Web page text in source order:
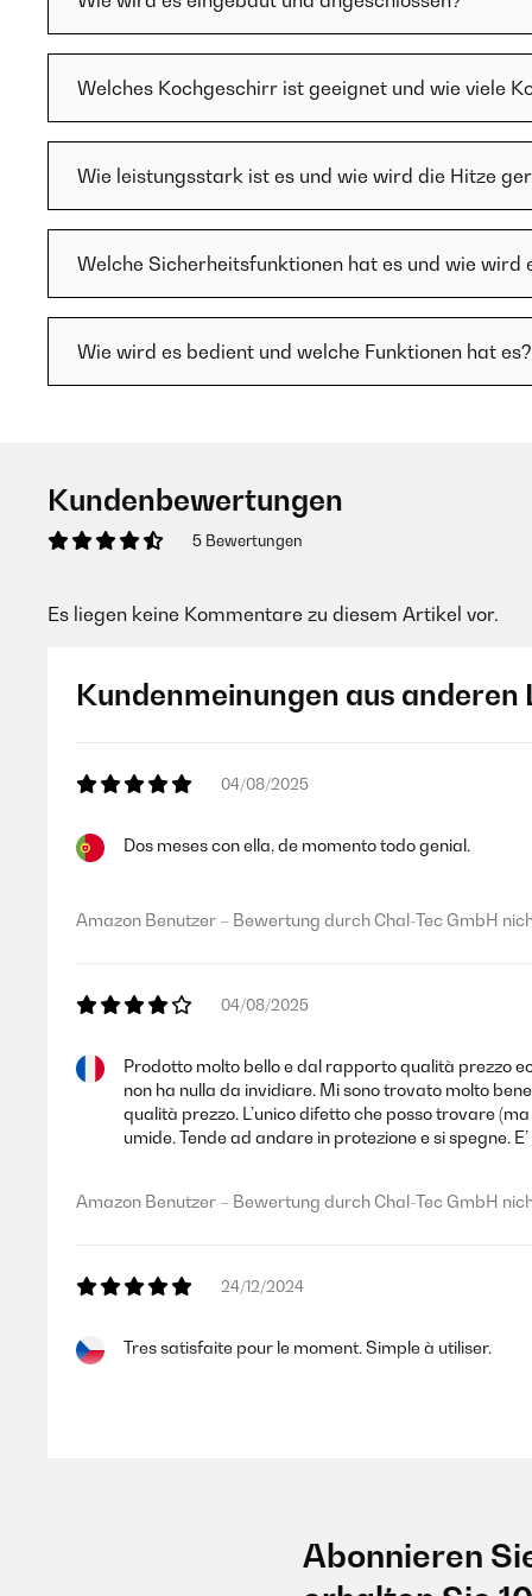
Welches Kochgeschirr ist geeignet und wie viele
Wie leistungsstark ist es und wie wird die Hitze
Welche Sicherheitsfunktionen hat es und wie wird
Wie wird es bedient und welche Funktionen hat es?
Kundenbewertungen
5 Bewertungen
Es liegen keine Kommentare zu diesem Artikel vor.
Kundenmeinungen aus anderen
04/08/2025
Dos meses con ella, de momento todo genial.
Amazon Benutzer – Bewertung durch Chal-Tec GmbH
04/08/2025
Prodotto molto bello e dal rapporto qualità prezzo
non ha nulla da invidiare. Mi sono trovato molto
qualità prezzo. L’unico difetto che posso trovare
umide. Tende ad andare in protezione e si spegne.
Amazon Benutzer – Bewertung durch Chal-Tec GmbH
24/12/2024
Tres satisfaite pour le moment. Simple à utiliser.
Goste de tudo, em particular da facilidade de
não estiverem super limpos e secos.
Abonnieren